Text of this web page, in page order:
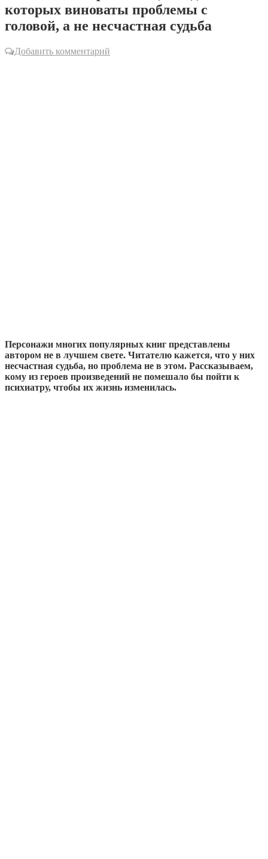
которых виноваты проблемы с
головой, а не несчастная судьба
Добавить комментарий
Персонажи многих популярных книг представлены
автором не в лучшем свете. Читателю кажется, что у них
несчастная судьба, но проблема не в этом. Рассказываем,
кому из героев произведений не помешало бы пойти к
психиатру, чтобы их жизнь изменилась.